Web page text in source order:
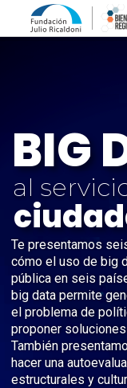
to
BIG
al
Te presentamos
cómo el uso de big
pública en seis
big data permite
el problema de
proponer
También
hacer una
estructurales y